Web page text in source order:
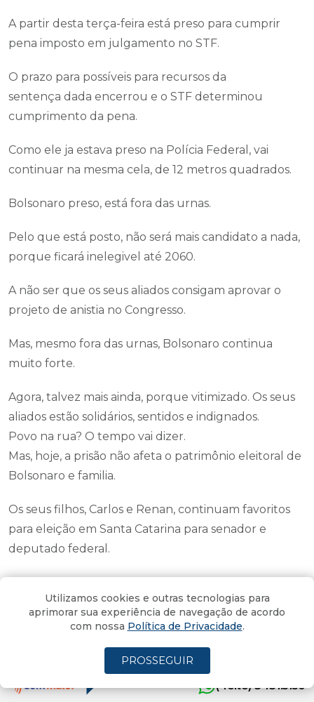
A partir desta terça-feira está preso para cumprir
pena imposto em julgamento no STF.
O prazo para possíveis para recursos da
sentença dada encerrou e o STF determinou
cumprimento da pena.
Como ele ja estava preso na Polícia Federal, vai
continuar na mesma cela, de 12 metros quadrados.
Bolsonaro preso, está fora das urnas.
Pelo que está posto, não será mais candidato a nada,
porque ficará inelegivel até 2060.
A não ser que os seus aliados consigam aprovar o
projeto de anistia no Congresso.
Mas, mesmo fora das urnas, Bolsonaro continua
muito forte.
Agora, talvez mais ainda, porque vitimizado. Os seus
aliados estão solidários, sentidos e indignados.
Povo na rua? O tempo vai dizer.
Mas, hoje, a prisão não afeta o patrimônio eleitoral de
Bolsonaro e familia.
Os seus filhos, Carlos e Renan, continuam favoritos
para eleição em Santa Catarina para senador e
deputado federal.
cumprindo pena, e inelegível, quem vai para urna
por ele e seu time?
Michelle, Eduardo, Ratinho?
Quem ele apoiar, deve ser o adversário de Lula em
(4oito) 3431.5150
Utilizamos cookies e outras tecnologias para
aprimorar sua experiência de navegação de acordo
com nossa Política de Privacidade.
PROSSEGUIR